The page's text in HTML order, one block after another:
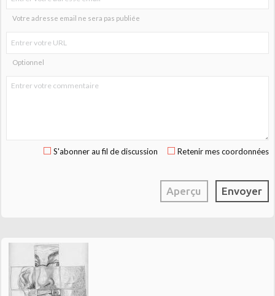
Votre adresse email ne sera pas publiée
Optionnel
Retenir mes coordonnées
S'abonner au fil de discussion